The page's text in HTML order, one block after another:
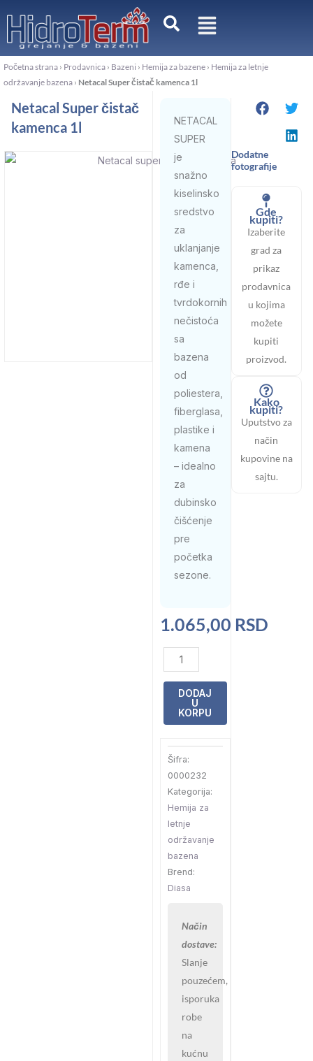
sadržaj
Početna strana › Prodavnica › Bazeni › Hemija za bazene › Hemija za letnje
održavanje bazena › Netacal Super čistač kamenca 1l
Netacal Super čistač
kamenca 1l
NETACAL
SUPER
je
snažno
kiselinsko
sredstvo
za
uklanjanje
kamenca,
rđe i
tvrdokornih
nečistoća
sa
bazena
od
poliestera,
fiberglasa,
plastike i
kamena
– idealno
za
dubinsko
čišćenje
pre
početka
sezone.
1.065,00 RSD
Netacal
Super
čistač
kamenca
1l
DODAJ
U
KORPU
Šifra:
0000232
Kategorija:
Hemija za
letnje
održavanje
bazena
Brend:
Diasa
Način
dostave:
Slanje
pouzećem,
isporuka
robe
na
kućnu
Dodatne
fotografije
Gde
kupiti?
Izaberite
grad za
prikaz
prodavnica
u kojima
možete
kupiti
proizvod.
Kako
kupiti?
Uputstvo za
način
kupovine na
sajtu.